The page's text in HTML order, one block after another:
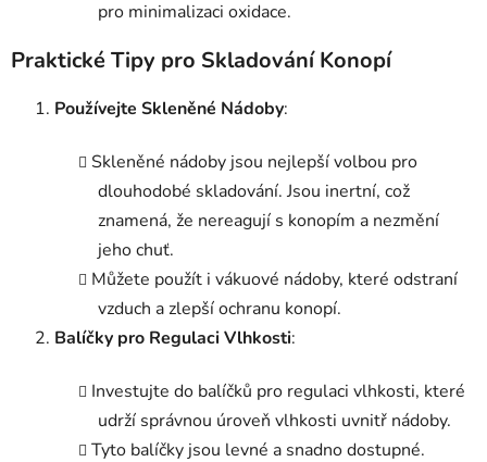
pro minimalizaci oxidace.
Praktické Tipy pro Skladování Konopí
Používejte Skleněné Nádoby:
Skleněné nádoby jsou nejlepší volbou pro
dlouhodobé skladování. Jsou inertní, což
znamená, že nereagují s konopím a nezmění
jeho chuť.
Můžete použít i vákuové nádoby, které odstraní
vzduch a zlepší ochranu konopí.
Balíčky pro Regulaci Vlhkosti:
Investujte do balíčků pro regulaci vlhkosti, které
udrží správnou úroveň vlhkosti uvnitř nádoby.
Tyto balíčky jsou levné a snadno dostupné.